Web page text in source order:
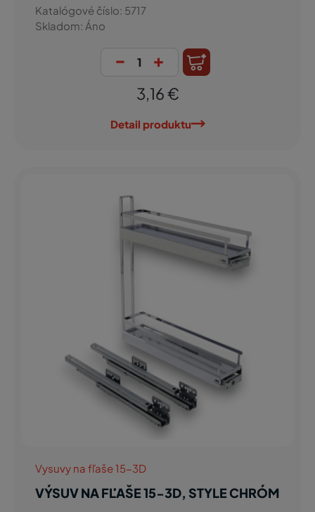
Katalógové číslo: 5717
Skladom: Áno
- +
3,16 €
Detail produktu
Vysuvy na fľaše 15-3D
VÝSUV NA FĽAŠE 15-3D, STYLE CHRÓM